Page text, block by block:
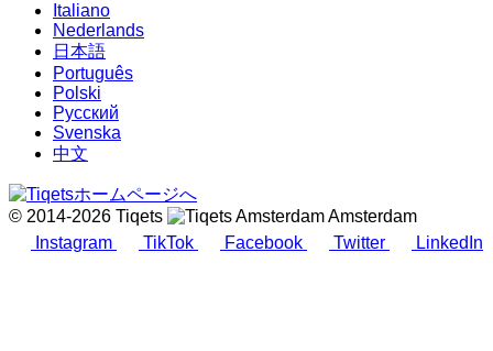
Italiano
Nederlands
日本語
Português
Polski
Русский
Svenska
中文
© 2014-2026 Tiqets
Amsterdam
Instagram
TikTok Facebook Twitter LinkedIn